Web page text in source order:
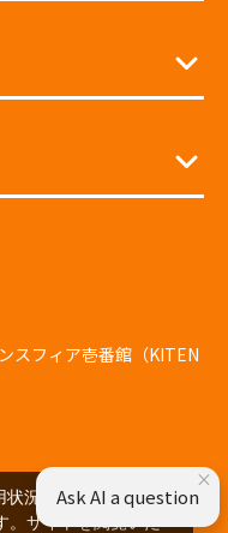
スフィア壱番館（KITEN
状況の解析、広告配
サイトを閲覧いた
×
Ask AI a question